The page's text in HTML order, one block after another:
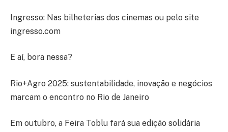
Ingresso: Nas bilheterias dos cinemas ou pelo site
ingresso.com
E aí, bora nessa?
Rio+Agro 2025: sustentabilidade, inovação e negócios
marcam o encontro no Rio de Janeiro
Em outubro, a Feira Toblu fará sua edição solidária